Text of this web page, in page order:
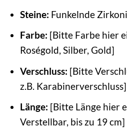
Steine: Funkelnde
Farbe: [Bitte Farbe hier
Roségold, Silber, Gold]
Verschluss: [Bitte
z.B. Karabinerverschluss]
Länge: [Bitte Länge hier
Verstellbar, bis zu 19 cm]